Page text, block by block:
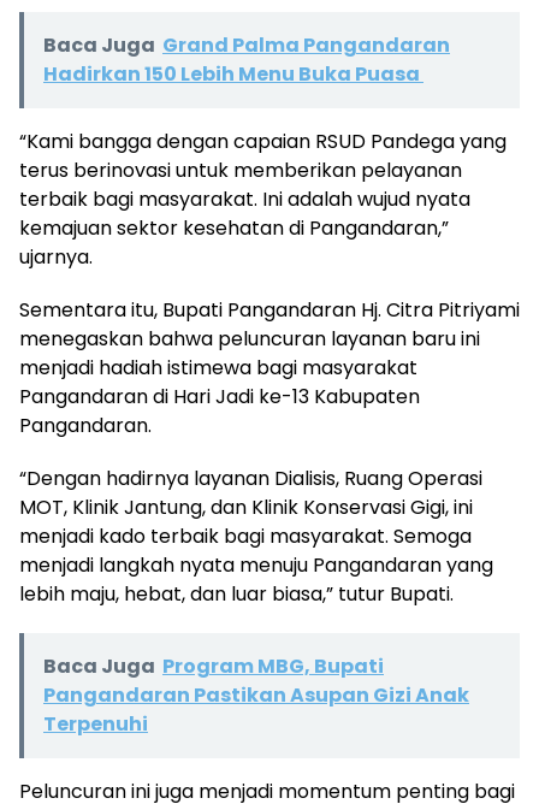
Baca Juga Grand Palma Pangandaran
Hadirkan 150 Lebih Menu Buka Puasa ‎
“Kami bangga dengan capaian RSUD Pandega yang
terus berinovasi untuk memberikan pelayanan
terbaik bagi masyarakat. Ini adalah wujud nyata
kemajuan sektor kesehatan di Pangandaran,”
ujarnya.
Sementara itu, Bupati Pangandaran Hj. Citra Pitriyami
menegaskan bahwa peluncuran layanan baru ini
menjadi hadiah istimewa bagi masyarakat
Pangandaran di Hari Jadi ke-13 Kabupaten
Pangandaran.
“Dengan hadirnya layanan Dialisis, Ruang Operasi
MOT, Klinik Jantung, dan Klinik Konservasi Gigi, ini
menjadi kado terbaik bagi masyarakat. Semoga
menjadi langkah nyata menuju Pangandaran yang
lebih maju, hebat, dan luar biasa,” tutur Bupati.
Baca Juga Program MBG, Bupati
Pangandaran Pastikan Asupan Gizi Anak
Terpenuhi
Peluncuran ini juga menjadi momentum penting bagi